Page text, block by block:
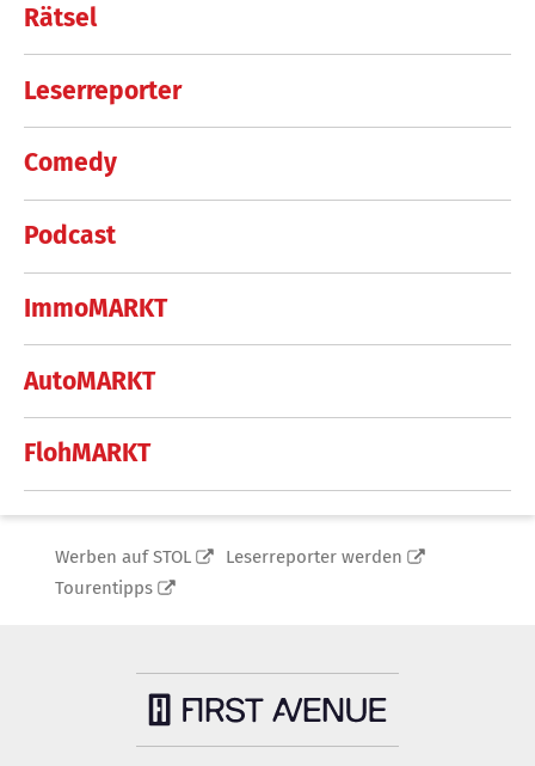
Rätsel
Leserreporter
Comedy
Podcast
ImmoMARKT
AutoMARKT
FlohMARKT
Werben auf STOL
Leserreporter werden
Tourentipps